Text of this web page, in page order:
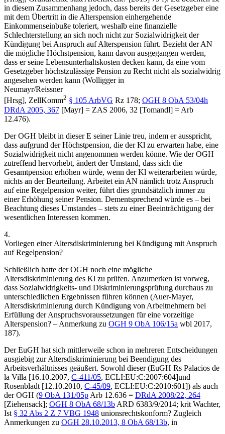
in diesem Zusammenhang jedoch, dass bereits der Gesetzgeber eine
mit dem Übertritt in die Alterspension einhergehende
Einkommenseinbuße toleriert, weshalb eine finanzielle
Schlechterstellung an sich noch nicht zur Sozialwidrigkeit der
Kündigung bei Anspruch auf Alterspension führt. Bezieht der AN
die mögliche Höchstpension, kann davon ausgegangen werden,
dass er seine Lebensunterhaltskosten decken kann, da eine vom
Gesetzgeber höchstzulässige Pension zu Recht nicht als sozialwidrig
angesehen werden kann (Wolliggerin
Neumayr/Reissner
[Hrsg], ZellKomm2 § 105 ArbVG Rz 178; OGH 8 ObA 53/04h
DRdA 2005, 367 [Mayr] = ZAS 2006, 32 [Tomandl] = Arb
12.476).
Der OGH bleibt in dieser E seiner Linie treu, indem er ausspricht,
dass aufgrund der Höchstpension, die der Kl zu erwarten habe, eine
Sozialwidrigkeit nicht angenommen werden könne. Wie der OGH
zutreffend hervorhebt, ändert der Umstand, dass sich die
Gesamtpension erhöhen würde, wenn der Kl weiterarbeiten würde,
nichts an der Beurteilung. Arbeitet ein AN nämlich trotz Anspruch
auf eine Regelpension weiter, führt dies grundsätzlich immer zu
einer Erhöhung seiner Pension. Dementsprechend würde es – bei
Beachtung dieses Umstandes – stets zu einer Beeinträchtigung der
wesentlichen Interessen kommen.
4.
Vorliegen einer Altersdiskriminierung bei Kündigung mit Anspruch
auf Regelpension?
Schließlich hatte der OGH noch eine mögliche
Altersdiskriminierung des Kl zu prüfen. Anzumerken ist vorweg,
dass Sozialwidrigkeits- und Diskriminierungsprüfung durchaus zu
unterschiedlichen Ergebnissen führen können (Auer-Mayer,
Altersdiskriminierung durch Kündigung von Arbeitnehmern bei
Erfüllung der Anspruchsvoraussetzungen für eine vorzeitige
Alterspension? – Anmerkung zu OGH 9 ObA 106/15a wbl 2017,
187).
Der EuGH hat sich mittlerweile schon in mehreren Entscheidungen
ausgiebig zur Altersdiskriminierung bei Beendigung des
Arbeitsverhältnisses geäußert. Sowohl dieser (EuGH Rs Palacios de
la Villa [16.10.2007, C-411/05, ECLI:EU:C:2007:604]und
Rosenbladt [12.10.2010, C-45/09, ECLI:EU:C:2010:601]) als auch
derOGH (9 ObA 131/05p Arb 12.636 = DRdA 2008/22, 264
[Ziehensack]; OGH 8 ObA 68/13b ARD 6383/9/2014; krit Wachter,
Ist § 32 Abs 2 Z 7 VBG 1948 unionsrechtskonform? Zugleich
Anmerkungen zu OGH 28.10.2013, 8 ObA 68/13b, in